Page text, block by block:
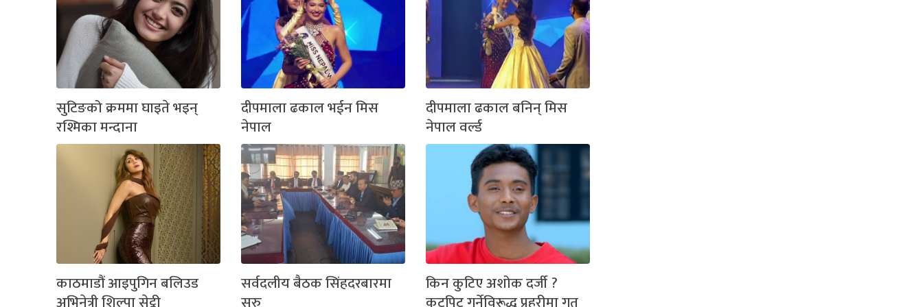
सुटिङको क्रममा घाइते भइन्
रश्मिका मन्दाना
दीपमाला ढकाल भईन मिस
नेपाल
दीपमाला ढकाल बनिन् मिस
नेपाल वर्ल्ड
काठमाडौं आइपुगिन बलिउड
सर्वदलीय बैठक सिंहदरबारमा
किन कुटिए अशोक दर्जी ?